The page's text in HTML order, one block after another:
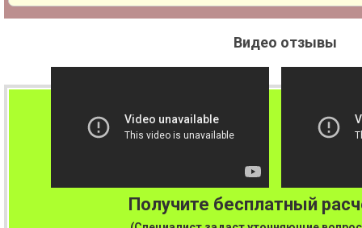
Видео отзывы
Получите бесплатный